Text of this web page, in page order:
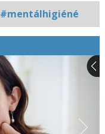
#mentálhigiéné